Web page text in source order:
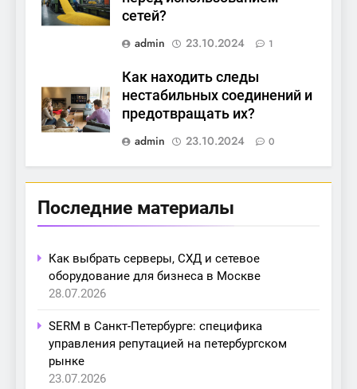
сетей?
admin
23.10.2024 1
Как находить следы
нестабильных соединений и
предотвращать их?
admin
23.10.2024 0
Последние материалы
Как выбрать серверы, СХД и сетевое
оборудование для бизнеса в Москве
28.07.2026
SERM в Санкт-Петербурге: специфика
управления репутацией на петербургском
рынке
23.07.2026